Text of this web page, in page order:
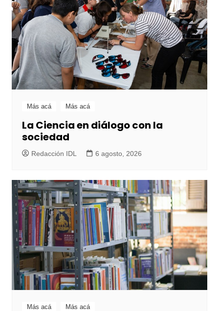
Más acá Más acá
La Ciencia en diálogo con la
sociedad
Redacción IDL 6 agosto, 2026
Más acá Más acá